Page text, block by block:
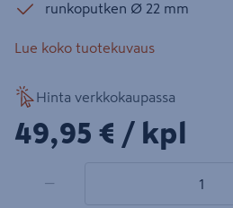
runkoputken Ø 22 mm
Lue koko tuotekuvaus
Hinta verkkokaupassa
49,95€/kpl
49,95 € / kpl
−